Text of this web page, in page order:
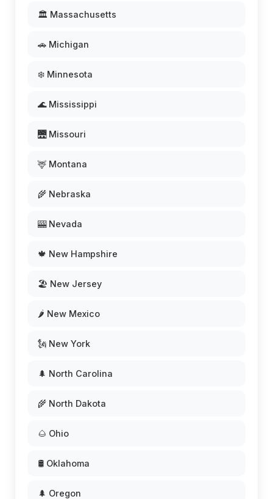
🏛️ Massachusetts
🚗 Michigan
❄️ Minnesota
🌊 Mississippi
🌉 Missouri
🦌 Montana
🌾 Nebraska
🎰 Nevada
🍁 New Hampshire
🏖️ New Jersey
🌶️ New Mexico
🗽 New York
🌲 North Carolina
🌾 North Dakota
🌰 Ohio
🛢️ Oklahoma
🌲 Oregon